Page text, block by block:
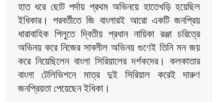
হাত ধরে ছোট পর্দায় প্রথম অভিনয়ে হাতেখড়ি হয়েছিল
ইধিকার। পরবর্তীতে জি বাংলারই আরো একটি জনপ্রিয়
ধারাবাহিক পিলুতে দ্বিতীয় প্রধান নায়িকা রঞ্জা চরিত্রে
অভিনয় করে নিজের সাবলীল অভিনয় গুণেই তিনি মন জয়
করে নিয়েছিলেন বাংলা সিরিয়ালের দর্শকদের। কলকাতার
বাংলা টেলিভিশনে মাত্র দুই সিরিয়াল করেই দারুণ
জনপ্রিয়তা পেয়েছেন ইধিকা।